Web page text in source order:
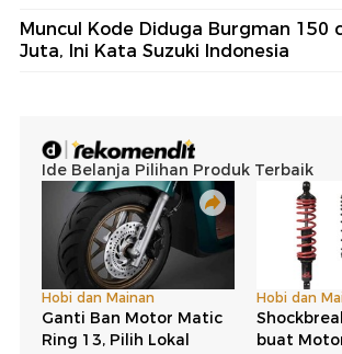
Muncul Kode Diduga Burgman 150
Juta, Ini Kata Suzuki Indonesia